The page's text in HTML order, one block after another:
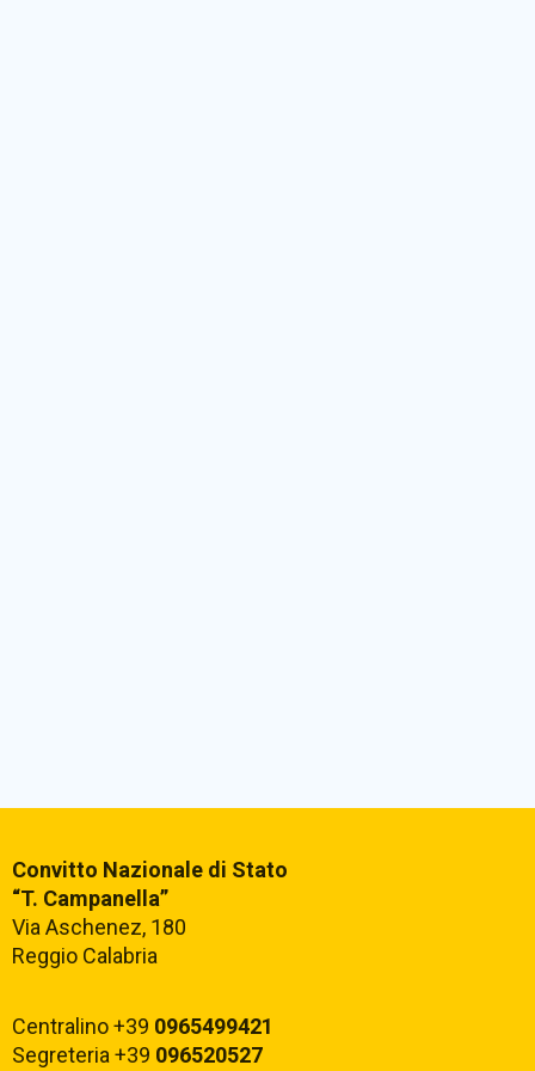
Convitto Nazionale di Stato
“T. Campanella”
Via Aschenez, 180
Reggio Calabria
Centralino +39 0965499421
Segreteria +39 096520527